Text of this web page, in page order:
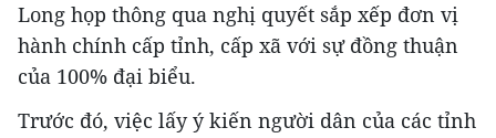
Long họp thông qua nghị quyết sắp xếp đơn vị
hành chính cấp tỉnh, cấp xã với sự đồng thuận
của 100% đại biểu.
Trước đó, việc lấy ý kiến người dân của các tỉnh